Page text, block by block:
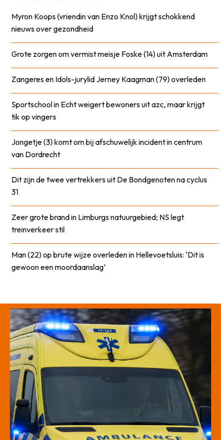
Myron Koops (vriendin van Enzo Knol) krijgt schokkend
nieuws over gezondheid
Grote zorgen om vermist meisje Foske (14) uit Amsterdam
Zangeres en Idols-jurylid Jerney Kaagman (79) overleden
Sportschool in Echt weigert bewoners uit azc, maar krijgt
tik op vingers
Jongetje (3) komt om bij afschuwelijk incident in centrum
van Dordrecht
Dit zijn de twee vertrekkers uit De Bondgenoten na cyclus
31
Zeer grote brand in Limburgs natuurgebied; NS legt
treinverkeer stil
Man (22) op brute wijze overleden in Hellevoetsluis: ‘Dit is
gewoon een moordaanslag’